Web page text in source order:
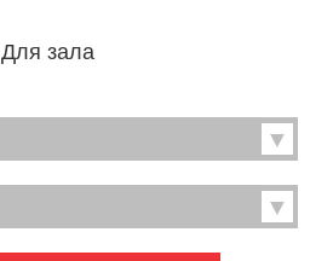
Для зала
Фрески
Перспектива